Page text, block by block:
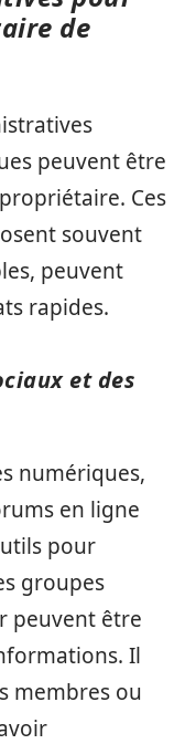
de
peuvent être
Ces
souvent
peuvent
rapides.
et des
numériques,
en ligne
pour
groupes
peuvent être
Il
membres ou